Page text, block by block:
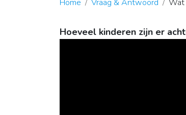
Home Vraag & Antwoord Wat
Hoeveel kinderen zijn er